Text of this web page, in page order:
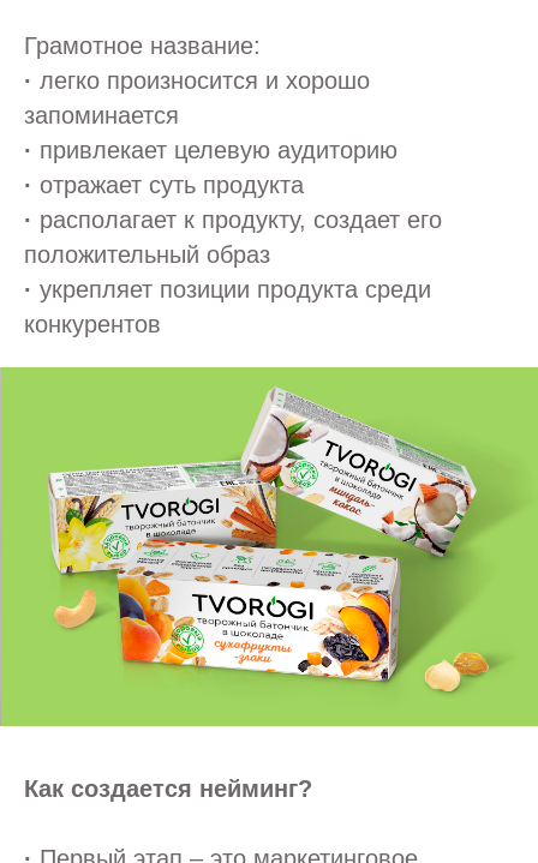
Грамотное название:
· легко произносится и хорошо
запоминается
· привлекает целевую аудиторию
· отражает суть продукта
· располагает к продукту, создает его
положительный образ
· укрепляет позиции продукта среди
конкурентов
Как создается нейминг?